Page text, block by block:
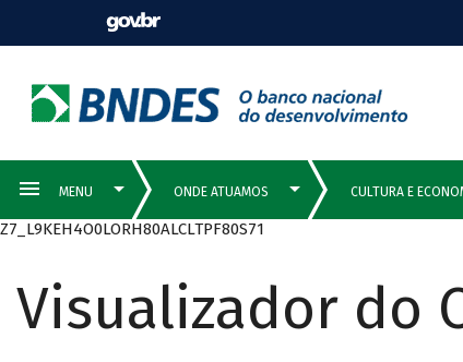
Z7_L9KEH4O0LORH80ALCLTPF80S71
Visualizador do